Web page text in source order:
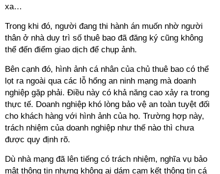
xa…
Trong khi đó, người đang thi hành án muốn nhờ người
thân ở nhà duy trì số thuê bao đã đăng ký cũng không
thể đến điểm giao dịch để chụp ảnh.
Bên cạnh đó, hình ảnh cá nhân của chủ thuê bao có thể
lọt ra ngoài qua các lỗ hổng an ninh mạng mà doanh
nghiệp gặp phải. Điều này có khả năng cao xảy ra trong
thực tế. Doanh nghiệp khó lòng bảo vệ an toàn tuyệt đối
cho khách hàng với hình ảnh của họ. Trường hợp này,
trách nhiệm của doanh nghiệp như thế nào thì chưa
được quy định rõ.
Dù nhà mạng đã lên tiếng có trách nhiệm, nghĩa vụ bảo
mật thông tin nhưng không ai dám cam kết thông tin cá